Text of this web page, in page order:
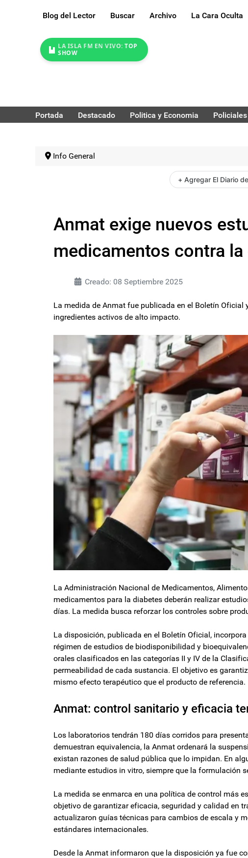
Blog del Lector Buscar Archivo La Cara Oculta
LA ISLA FM EN VIVO: TOP
SHOW
Portada Destacado Politica y Economia
Info General
+ Agregar El Diario
Anmat exige nuevos
medicamentos contra la
Creado: 08 Septiembre 2025
La medida de Anmat fue publicada en el Boletín
ingredientes activos de alto impacto.
La Administración Nacional de Medicamentos,
medicamentos para la diabetes deberán realizar
días. La medida busca reforzar los controles sobre
La disposición, publicada en el Boletín Oficial,
régimen de estudios de biodisponibilidad y
orales clasificados en las categorías II y IV de la
permeabilidad de cada sustancia. El objetivo es
mismo efecto terapéutico que el producto de referencia.
Anmat: control sanitario y eficacia
Los laboratorios tendrán 180 días corridos para
demuestran equivalencia, la Anmat ordenará la
existan razones de salud pública que lo impidan. En
mediante estudios in vitro, siempre que la formulación
La medida se enmarca en una política de control más
objetivo de garantizar eficacia, seguridad y calidad en
actualizaron guías técnicas para cambios de escala y
estándares internacionales.
Desde la Anmat informaron que la disposición ya fue